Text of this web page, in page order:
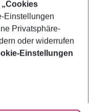
„Cookies
Einstellungen
Privatsphäre-
oder widerrufen
Einstellungen